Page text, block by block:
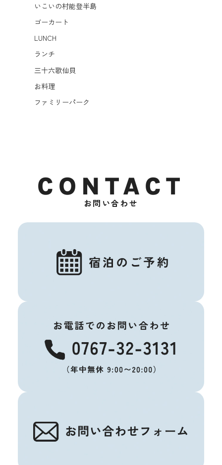
いこいの村能登半島
ゴーカート
LUNCH
ランチ
三十六歌仙貝
お料理
ファミリーパーク
CONTACT
お問い合わせ